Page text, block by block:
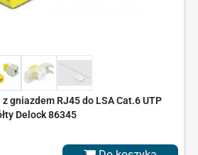
z gniazdem RJ45 do LSA Cat.6 UTP
Delock 86345